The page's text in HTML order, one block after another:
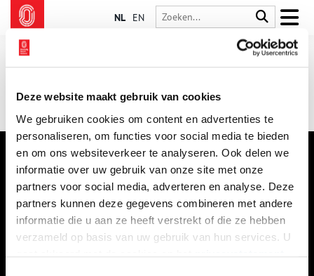
Deze website maakt gebruik van cookies
We gebruiken cookies om content en advertenties te
personaliseren, om functies voor social media te bieden
en om ons websiteverkeer te analyseren. Ook delen we
informatie over uw gebruik van onze site met onze
partners voor social media, adverteren en analyse. Deze
partners kunnen deze gegevens combineren met andere
informatie die u aan ze heeft verstrekt of die ze hebben
verzameld op basis van uw gebruik van hun services. U
NL EN
VERHALEN
NIEUWS
KALENDER